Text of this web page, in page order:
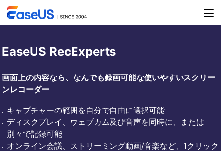
EaseUS RecExperts
画面上の内容なら、なんでも録画可能な使いやすいスクリー
ンレコーダー
キャプチャーの範囲を自分で自由に選択可能
ディスクプレイ、ウェブカム及び音声を同時に、または
別々で記録可能
オンライン会議、ストリーミング動画/音楽など、1クリック